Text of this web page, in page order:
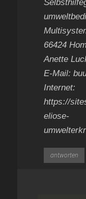
66424
Anette
E-Mail:
Internet:
https://
eliose-
antworten